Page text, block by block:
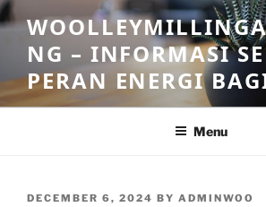
Skip
to
contentNG – INFORMASI
PERAN ENERGI
Menu
POSTED
DECEMBER 6, 2024 BY ADMINWOO